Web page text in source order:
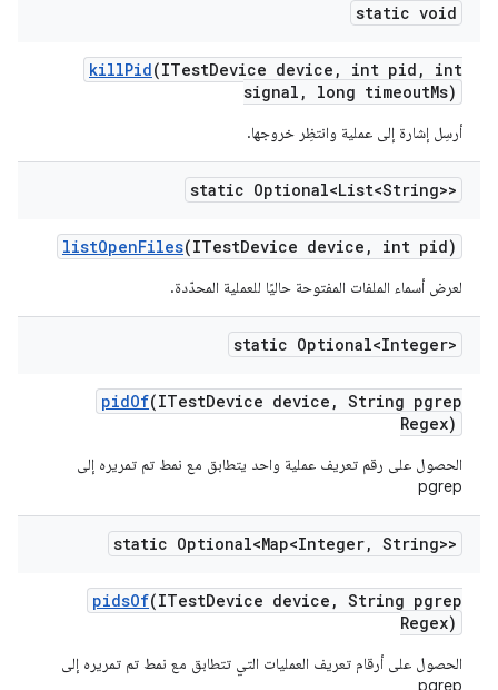
static void
killPid(ITestDevice device , int pid ,
int
signal , long timeoutMs)
أرسِل إشارة إلى عملية وانتظِر خروجها.
static Optional<List<String>>
listOpenFiles(ITestDevice device , int pid)
لعرض أسماء الملفات المفتوحة حاليًا للعملية المحدّدة.
static Optional<Integer>
pidOf(ITestDevice device , String pgrep
Regex)
الحصول على رقم تعريف عملية واحد يتطابق مع نمط تم تمريره إلى
pgrep
static Optional<Map<Integer, String>>
pidsOf(ITestDevice device , String pgrep
Regex)
الحصول على أرقام تعريف العمليات التي تتطابق مع نمط تم تمريره إلى
pgrep